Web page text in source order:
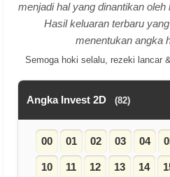
menjadi hal yang dinantikan
Hasil keluaran terbaru
menentukan angka
Semoga hoki selalu, rezeki lancar
Angka Invest 2D (82)
00 01 02 03 04
10 11 12 13 14